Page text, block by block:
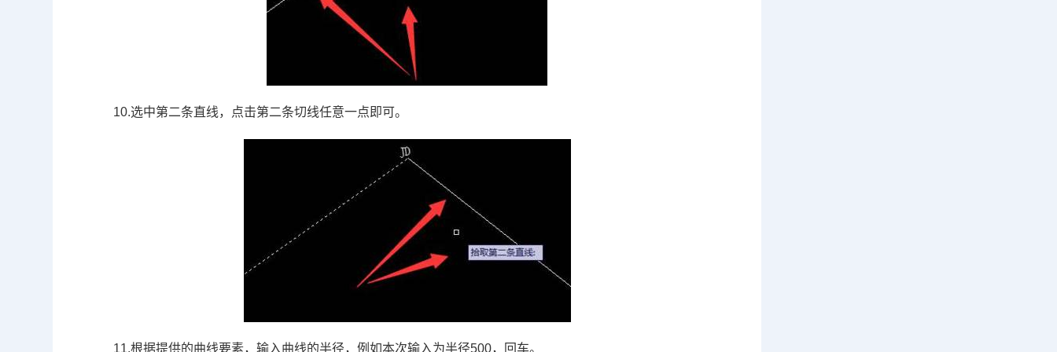
10.选中第二条直线，点击第二条切线任意一点即可。
11.根据提供的曲线要素，输入曲线的半径，例如本次输入为半径500，回车。